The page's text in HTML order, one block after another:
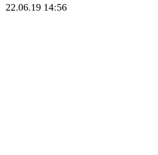
22.06.19 14:56